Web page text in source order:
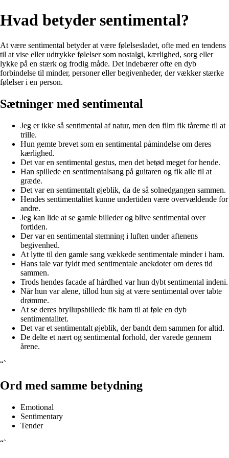
Hvad betyder sentimental?
At være sentimental betyder at være følelsesladet, ofte med en tendens
til at vise eller udtrykke følelser som nostalgi, kærlighed, sorg eller
lykke på en stærk og frodig måde. Det indebærer ofte en dyb
forbindelse til minder, personer eller begivenheder, der vækker stærke
følelser i en person.
Sætninger med sentimental
Jeg er ikke så sentimental af natur, men den film fik tårerne til at
trille.
Hun gemte brevet som en sentimental påmindelse om deres
kærlighed.
Det var en sentimental gestus, men det betød meget for hende.
Han spillede en sentimentalsang på guitaren og fik alle til at
græde.
Det var en sentimentalt øjeblik, da de så solnedgangen sammen.
Hendes sentimentalitet kunne undertiden være overvældende for
andre.
Jeg kan lide at se gamle billeder og blive sentimental over
fortiden.
Der var en sentimental stemning i luften under aftenens
begivenhed.
At lytte til den gamle sang vækkede sentimentale minder i ham.
Hans tale var fyldt med sentimentale anekdoter om deres tid
sammen.
Trods hendes facade af hårdhed var hun dybt sentimental indeni.
Når hun var alene, tillod hun sig at være sentimental over tabte
drømme.
At se deres bryllupsbillede fik ham til at føle en dyb
sentimentalitet.
Det var et sentimentalt øjeblik, der bandt dem sammen for altid.
De delte et nært og sentimental forhold, der varede gennem
årene.
“`
Ord med samme betydning
Emotional
Sentimentary
Tender
“`